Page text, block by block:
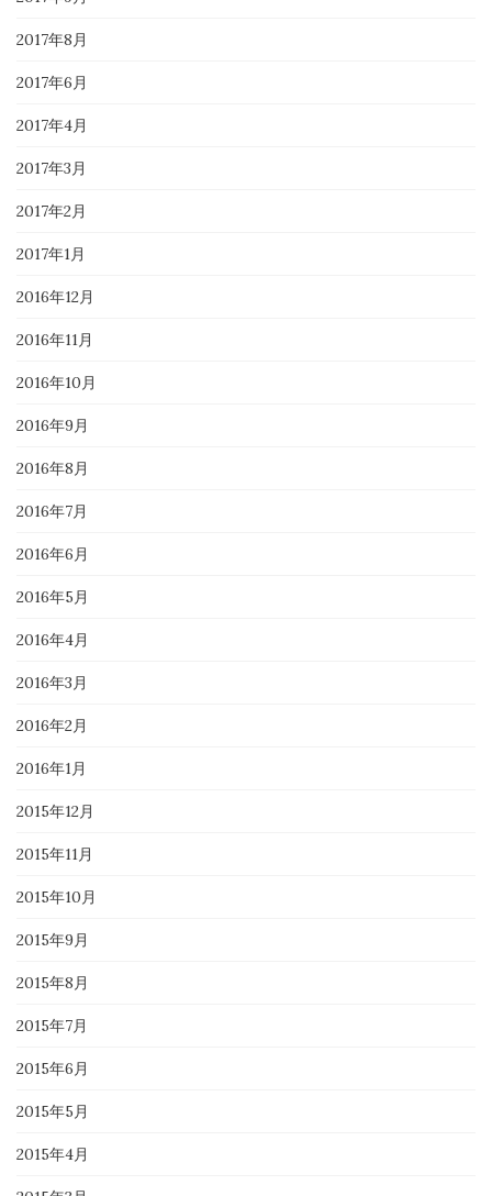
2017年8月
2017年6月
2017年4月
2017年3月
2017年2月
2017年1月
2016年12月
2016年11月
2016年10月
2016年9月
2016年8月
2016年7月
2016年6月
2016年5月
2016年4月
2016年3月
2016年2月
2016年1月
2015年12月
2015年11月
2015年10月
2015年9月
2015年8月
2015年7月
2015年6月
2015年5月
2015年4月